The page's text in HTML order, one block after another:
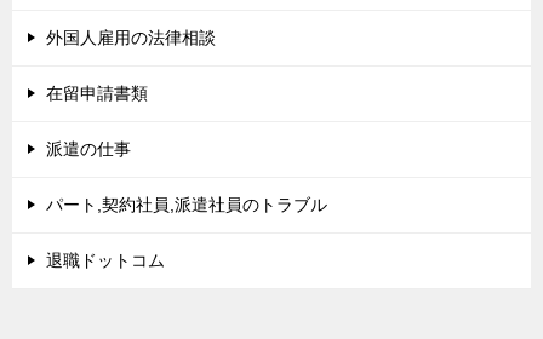
外国人雇用の法律相談
在留申請書類
派遣の仕事
パート,契約社員,派遣社員のトラブル
退職ドットコム